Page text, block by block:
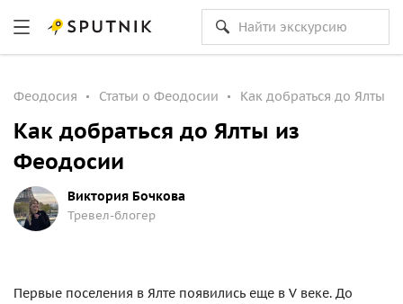
Феодосия Статьи о Феодосии Как добраться до Ялты
Как добраться до Ялты из
Феодосии
Виктория Бочкова
Тревел-блогер
Первые поселения в Ялте появились еще в V веке. До